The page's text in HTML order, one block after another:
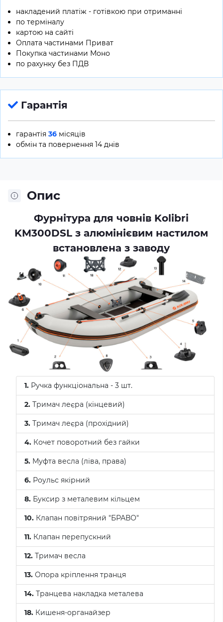
накладений платіж - готівкою при отриманні
по терміналу
картою на сайті
Оплата частинами Приват
Покупка частинами Моно
по рахунку без ПДВ
Гарантія
гарантія 36 місяців
обмін та повернення 14 днів
Опис
Фурнітура для човнів Kolibri
KM300DSL з алюмінієвим настилом
встановлена з заводу
1. Ручка функціональна - 3 шт.
2. Тримач леєра (кінцевий)
3. Тримач леєра (прохідний)
4. Кочет поворотний без гайки
5. Муфта весла (ліва, права)
6. Роульс якірний
8. Буксир з металевим кільцем
10. Клапан повітряний "БРАВО"
11. Клапан перепускний
12. Тримач весла
13. Опора кріплення транця
14. Транцева накладка металева
18. Кишеня-органайзер